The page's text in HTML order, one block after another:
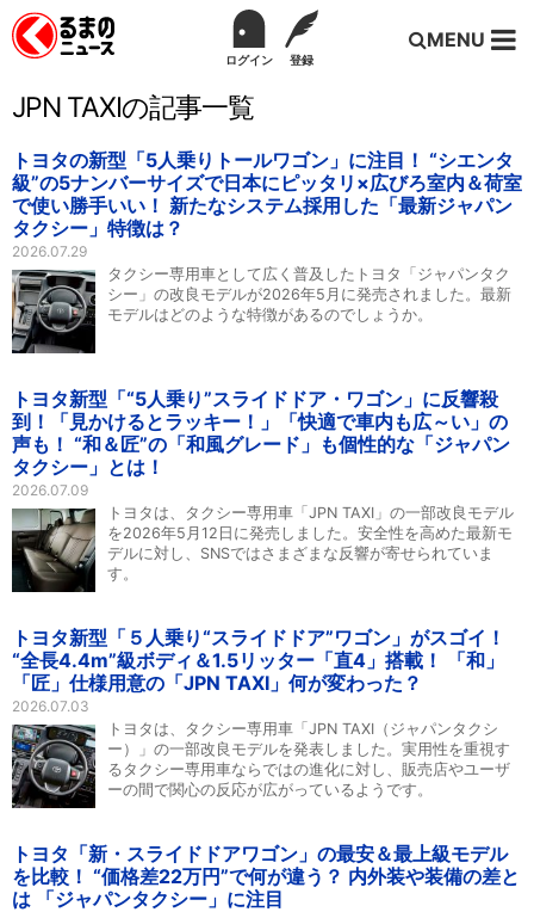
ログイン 登録
MENU
JPN TAXIの記事一覧
トヨタの新型「5人乗りトールワゴン」に注目！ “シエンタ
級”の5ナンバーサイズで日本にピッタリ×広びろ室内＆荷室
で使い勝手いい！ 新たなシステム採用した「最新ジャパン
タクシー」特徴は？
2026.07.29
タクシー専用車として広く普及したトヨタ「ジャパンタク
シー」の改良モデルが2026年5月に発売されました。最新
モデルはどのような特徴があるのでしょうか。
トヨタ新型「“5人乗り”スライドドア・ワゴン」に反響殺
到！「見かけるとラッキー！」「快適で車内も広～い」の
声も！ “和＆匠”の「和風グレード」も個性的な「ジャパン
タクシー」とは！
2026.07.09
トヨタは、タクシー専用車「JPN TAXI」の一部改良モデル
を2026年5月12日に発売しました。安全性を高めた最新モ
デルに対し、SNSではさまざまな反響が寄せられていま
す。
トヨタ新型「５人乗り“スライドドア”ワゴン」がスゴイ！
“全長4.4m”級ボディ＆1.5リッター「直4」搭載！ 「和」
「匠」仕様用意の「JPN TAXI」何が変わった？
2026.07.03
トヨタは、タクシー専用車「JPN TAXI（ジャパンタクシ
ー）」の一部改良モデルを発表しました。実用性を重視す
るタクシー専用車ならではの進化に対し、販売店やユーザ
ーの間で関心の反応が広がっているようです。
トヨタ「新・スライドドアワゴン」の最安＆最上級モデル
を比較！ “価格差22万円”で何が違う？ 内外装や装備の差と
は 「ジャパンタクシー」に注目